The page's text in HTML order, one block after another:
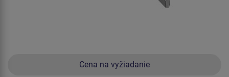
Cena na vyžiadanie